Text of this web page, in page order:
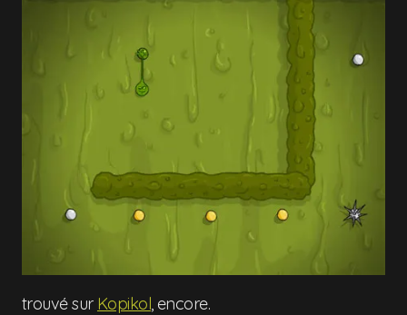
trouvé sur Kopikol, encore.